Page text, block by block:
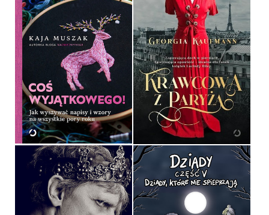
COŚ WYJĄTKOWEGO!
KAJA MUSZAK
OPRAWA TWARDA
59,99 ZŁ
KRAWCOWA Z PARYŻA
GEORGIA KAUFMANN
OPRAWA MIĘKKA
44,99 ZŁ